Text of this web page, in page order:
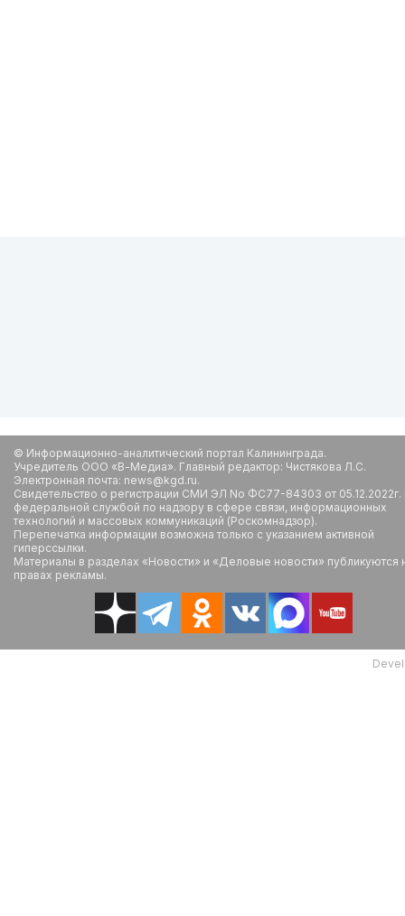
© Информационно-аналитический портал Калининграда.
Учредитель ООО «В-Медиа». Главный редактор: Чистякова Л.С.
Электронная почта: news@kgd.ru.
Свидетельство о регистрации СМИ ЭЛ No ФС77-84303 от
федеральной службой по надзору в сфере связи, информационных
технологий и массовых коммуникаций (Роскомнадзор).
Перепечатка информации возможна только с указанием активной
гиперссылки.
Материалы в разделах «Новости» и «Деловые новости» публикуются
правах рекламы.